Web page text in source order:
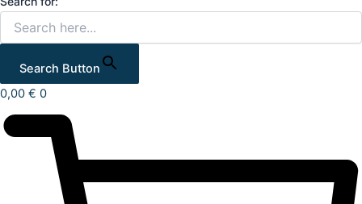
Search Button
0,00 € 0